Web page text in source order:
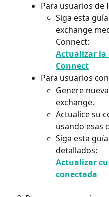
Para usuarios de
Siga esta
exchange
Connect:
Actualizar la
Connect
Para usuarios
Genere
exchange.
Actualice su
usando esas
Siga esta
detallados:
Actualizar
conectada